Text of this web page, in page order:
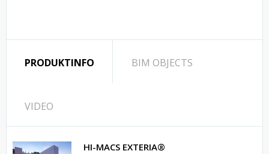
PRODUKTINFO BIM OBJECTS
VIDEO
HI-MACS EXTERIA®